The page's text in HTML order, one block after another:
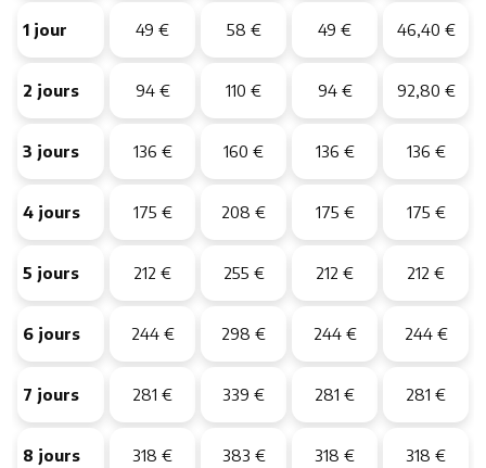
1 jour 49 € 58 € 49 € 46,40 €
2 jours 94 € 110 € 94 € 92,80 €
3 jours 136 € 160 € 136 € 136 €
4 jours 175 € 208 € 175 € 175 €
5 jours 212 € 255 € 212 € 212 €
6 jours 244 € 298 € 244 € 244 €
7 jours 281 € 339 € 281 € 281 €
8 jours 318 € 383 € 318 € 318 €